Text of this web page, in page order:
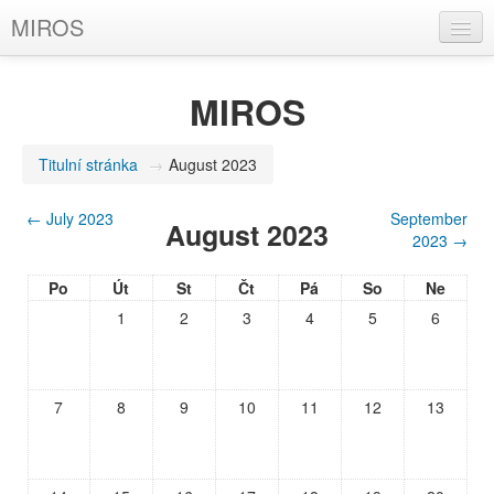
MIROS
Přihlásit se)
MIROS
Titulní stránka → August 2023
← July 2023 August 2023
September
2023 →
Po Út St Čt Pá So
Ne
1
2 3 4 5 6
7 8 9 10 11 12 13